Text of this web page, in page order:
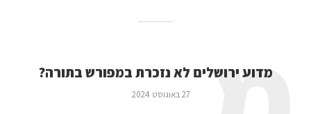
מדוע ירושלים לא נזכרת במפורש בתורה?
27 באוגוסט 2024